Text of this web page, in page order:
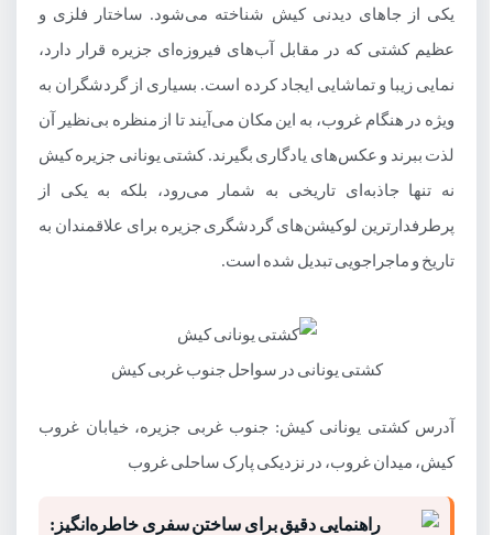
جاهای دیدنی کیش در روز: جاذبه های طبیعی
1- درخت سبز یکی از جاهای دیدنی کیش
2- بوستان آهوان در کیش
9- پارک هنگام
یکی از جاهای دیدنی کیش شناخته می‌شود. ساختار فلزی و
عظیم کشتی که در مقابل آب‌های فیروزه‌ای جزیره قرار دارد،
نمایی زیبا و تماشایی ایجاد کرده است. بسیاری از گردشگران به
ویژه در هنگام غروب، به این مکان می‌آیند تا از منظره بی‌نظیر آن
لذت ببرند و عکس‌های یادگاری بگیرند. کشتی یونانی جزیره کیش
نه تنها جاذبه‌ای تاریخی به شمار می‌رود، بلکه به یکی از
پرطرفدارترین لوکیشن‌های گردشگری جزیره برای علاقمندان به
تاریخ و ماجراجویی تبدیل شده است.
کشتی یونانی در سواحل جنوب غربی کیش
آدرس کشتی یونانی کیش: جنوب غربی جزیره، خیابان غروب
کیش، میدان غروب، در نزدیکی پارک ساحلی غروب
راهنمایی دقیق برای ساختن سفری خاطره‌انگیز: